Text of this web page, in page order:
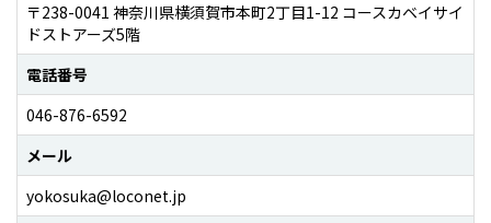
〒238-0041 神奈川県横須賀市本町2丁目1-12 コースカベイサイ
ドストアーズ5階
電話番号
046-876-6592
メール
yokosuka@loconet.jp